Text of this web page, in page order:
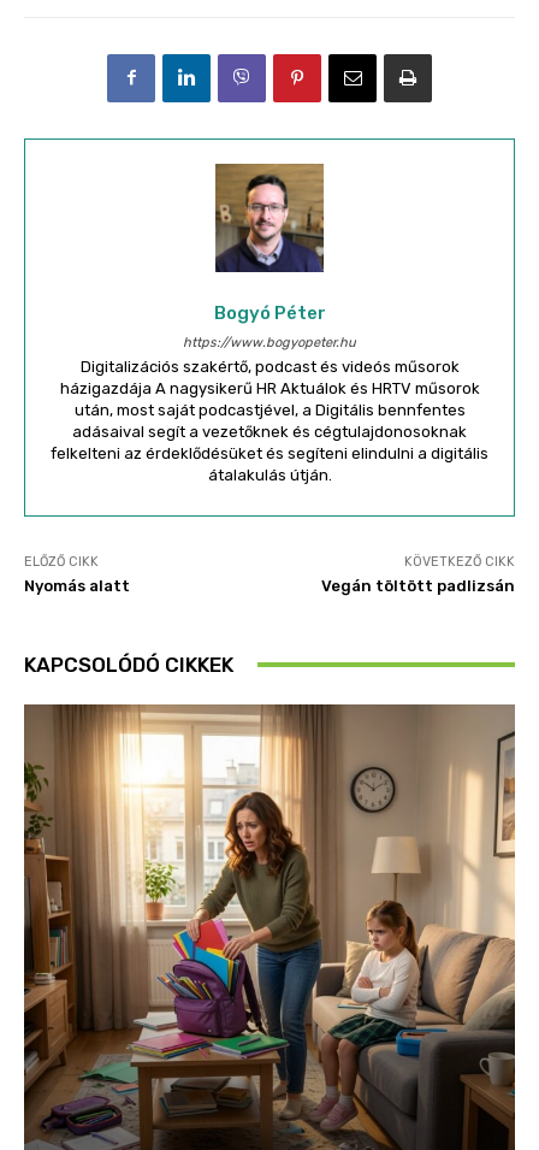
Bogyó Péter
https://www.bogyopeter.hu
Digitalizációs szakértő, podcast és videós műsorok
házigazdája A nagysikerű HR Aktuálok és HRTV műsorok
után, most saját podcastjével, a Digitális bennfentes
adásaival segít a vezetőknek és cégtulajdonosoknak
felkelteni az érdeklődésüket és segíteni elindulni a digitális
átalakulás útján.
ELŐZŐ CIKK
Nyomás alatt
KÖVETKEZŐ CIKK
Vegán töltött padlizsán
KAPCSOLÓDÓ CIKKEK